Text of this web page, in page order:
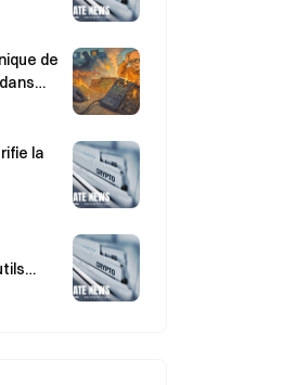
h 00
de
qui ont
la